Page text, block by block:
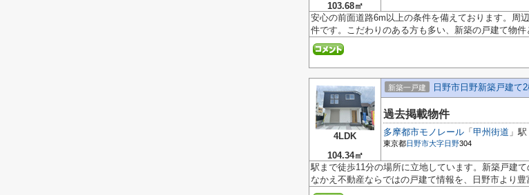
103.68㎡
安心の前面道路6m以上の条件を備えております。周
件です。こだわりのある方も多い、新築の戸建て物
4LDK
104.34㎡
新築一戸建 日野市日野新築戸建て
過去掲載物件
多摩都市モノレール 「 甲州街道 」駅
東京都日野市大字日野304
駅まで徒歩11分の場所に立地しています。新築戸建
なかえ不動産ならではの戸建て情報を、日野市より